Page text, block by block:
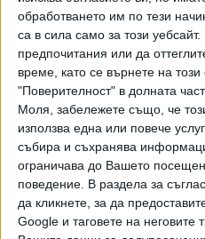
обработването им по тези
са в сила само за този
предпочитания или да
време, като се върнете на
"Поверителност" в долната
Моля, забележете също, че
използва една или повече
събира и съхранява
ограничава до Вашето
поведение. В раздела за
да кликнете, за да
Google и таговете на неговите
с епископско седалище от
и се проучва във
Много интересен факт е,
във втората половина на VI
комплекс е бил ограден с
която е трябвало да го пази
славяни, прабългари и авари.
Положеният в първата
гробница е сравнително
запазени зъби. Поверен е на